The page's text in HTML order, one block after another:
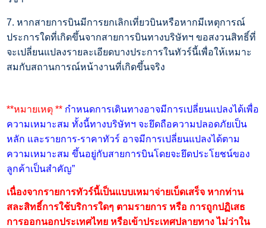
7. หากสายการบินมีการยกเลิกเที่ยวบินหรือหากมีเหตุการณ์
ประการใดที่เกิดขึ้นจากสายการบินทางบริษัทฯ ขอสงวนสิทธิ์ที่
จะเปลี่ยนแปลงรายละเอียดบางประการในทัวร์นี้เพื่อให้เหมาะ
สมกับสถานการณ์หน้างานที่เกิดขึ้นจริง
**หมายเหตุ ** กำหนดการเดินทางอาจมีการเปลี่ยนแปลงได้เพื่อ
ความเหมาะสม ทั้งนี้ทางบริษัทฯ จะยึดถือความปลอดภัยเป็น
หลัก และรายการ-ราคาทัวร์ อาจมีการเปลี่ยนแปลงได้ตาม
ความเหมาะสม ขึ้นอยู่กับสายการบินโดยจะยึดประโยชน์ของ
ลูกค้าเป็นสำคัญ”
เนื่องจากรายการทัวร์นี้เป็นแบบเหมาจ่ายเบ็ดเสร็จ หากท่าน
สละสิทธิ์การใช้บริการใดๆ ตามรายการ หรือ การถูกปฏิเสธ
การออกนอกประเทศไทย หรือเข้าประเทศปลายทาง ไม่ว่าใน